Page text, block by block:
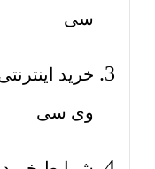
سی
وی سی